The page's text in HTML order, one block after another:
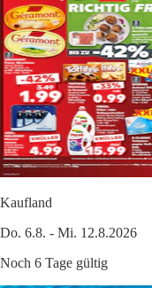
Kaufland
Do. 6.8. - Mi. 12.8.2026
Noch 6 Tage gültig